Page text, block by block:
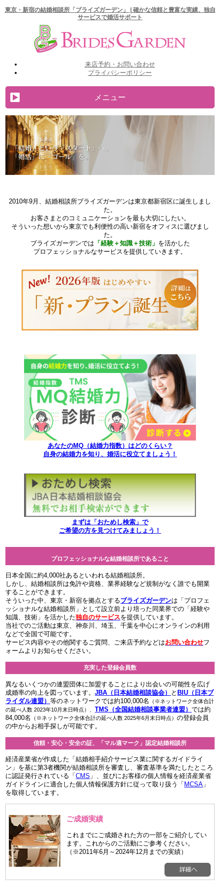
東京・新宿の結婚相談所「ブライズガーデン」 | 確かな信頼と豊富な実績、独自
サービスで婚活サポート
来店予約・お問い合わせ
プライバシーポリシー
メニュー
TOP
当社の特徴
お問い合わせ
会社概要・アクセス
2010年9月、結婚相談所ブライズガーデンは東京都新宿区に誕生しまし
た。
お客さまとのコミュニケーションを最も大切にしたい。
そういった想いから東京でも利便性の高い新宿をオフィスに選びまし
た。
ブライズガーデンでは 「経験＋知識＋技術」 を活かした
プロフェッショナルなサービスを提供していきます。
あなたのMQ（結婚力指数）はどのくらい？
自身の結婚力を知り、婚活に役立てましょう！
まずは「おためし検索」で
ご希望の方を見つけてみましょう！
プロフェッショナルな結婚相談所であること
日本全国に約4,000社あるといわれる結婚相談所。
しかし、結婚相談所は免許や資格、業界経験など規制がなく誰でも開業
することができます。
そういった中、東京・新宿を拠点とするブライズガーデンは「プロフェ
ッショナルな結婚相談所」として設立前より培った同業界での「経験や
知識、技術」を活かした独自のサービスを提供しています。
当社でのご活動は東京、神奈川、埼玉、千葉を中心にオンラインの利用
などで全国で可能です。
サービス内容やその他関するご質問、ご来店予約などはお問い合わせフ
ォームよりお知らせください。
充実した登録会員数
異なるいくつかの連盟団体に加盟することにより出会いの可能性を広げ
成婚率の向上を図っています。JBA（日本結婚相談協会） と BIU（日本ブ
ライダル連盟）等のネットワークでは約100,000名
（※ネットワーク全体合計
の延べ人数 2023年10月末日時点）
、TMS（全国結婚相談事業者連盟）では約
84,000名
（※ネットワーク全体合計の延べ人数 2025年6月末日時点）の登録会員
の中からお相手探しが可能です。
信頼・安心・安全の証、「マル適マーク」認定結婚相談所
経済産業省が作成した「結婚相手紹介サービス業に関するガイドライ
ン」を基に第3者機関が結婚相談所を審査し、審査基準を満たしたところ
に認証発行されている「CMS 」、並びにお客様の個人情報を経済産業省
ガイドラインに適合した個人情報保護方針に従って取り扱う「 MCSA 」
を取得しています。
ご成婚実績
これまでにご成婚された方の一部をご紹介してい
ます。これからのご活動にご参考ください。
（※2011年6月～2024年12月までの実績）